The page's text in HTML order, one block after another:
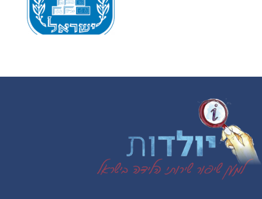
Footer